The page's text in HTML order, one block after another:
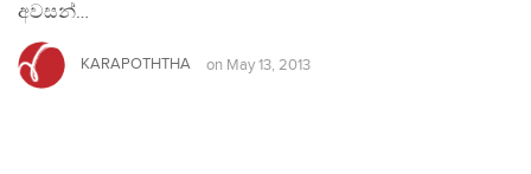
අවසන්…
KARAPOTHTHA on May 13, 2013